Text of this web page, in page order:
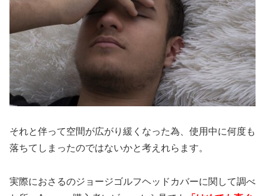
それと伴って空間が広がり緩くなった為、使用中に何度も
落ちてしまったのではないかと考えれらます。
実際におさるのジョージゴルフヘッドカバーに関して調べ